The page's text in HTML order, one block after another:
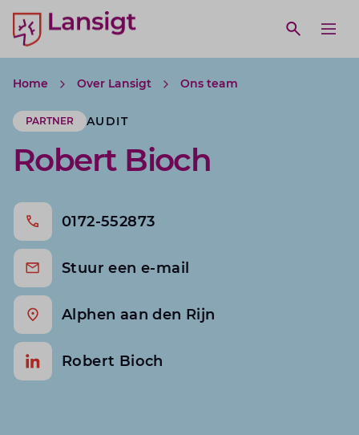
Lansigt Accountants logo
Open
search website
Home Over Lansigt Ons team
PARTNER AUDIT
Robert Bioch
0172-552873
Stuur een e-mail
Alphen aan den Rijn
Robert Bioch